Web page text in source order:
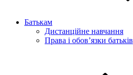
Батькам
Дистанційне навчання
Права і обов’язки батьків